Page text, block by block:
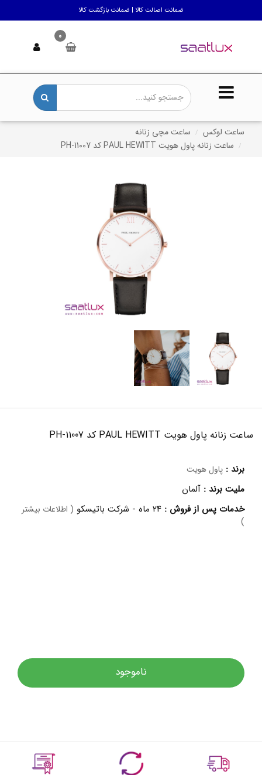
ضمانت اصالت کالا | ضمانت بازگشت کالا
0
ساعت لوکس
ساعت مچی زنانه
ساعت زنانه پاول هویت PAUL HEWITT کد PH-11007
ساعت زنانه پاول هویت PAUL HEWITT کد PH-11007
برند : پاول هویت
ملیت برند : آلمان
خدمات پس از فروش : ۲۴ ماه - شرکت باتیسکو ( اطلاعات بیشتر
)
ناموجود